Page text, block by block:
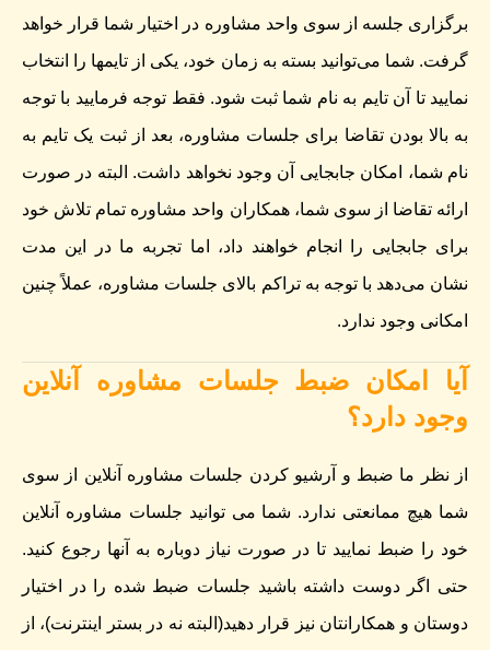
برگزاری جلسه از سوی واحد مشاوره در اختیار شما قرار خواهد
گرفت. شما می‌توانید بسته به زمان خود، یکی از تایمها را انتخاب
نمایید تا آن تایم به نام شما ثبت شود. فقط توجه فرمایید با توجه
به بالا بودن تقاضا برای جلسات مشاوره، بعد از ثبت یک تایم به
نام شما، امکان جابجایی آن وجود نخواهد داشت. البته در صورت
ارائه تقاضا از سوی شما، همکاران واحد مشاوره تمام تلاش خود
برای جابجایی را انجام خواهند داد، اما تجربه ما در این مدت
نشان می‌دهد با توجه به تراکم بالای جلسات مشاوره، عملاً چنین
امکانی وجود ندارد.
آیا امکان ضبط جلسات مشاوره آنلاین
وجود دارد؟
از نظر ما ضبط و آرشیو کردن جلسات مشاوره آنلاین از سوی
شما هیچ ممانعتی ندارد. شما می توانید جلسات مشاوره آنلاین
خود را ضبط نمایید تا در صورت نیاز دوباره به آنها رجوع کنید.
حتی اگر دوست داشته باشید جلسات ضبط شده را در اختیار
دوستان و همکارانتان نیز قرار دهید(البته نه در بستر اینترنت)، از